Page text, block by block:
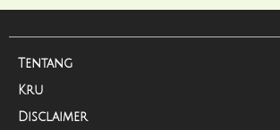
Tentang
Kru
Disclaimer